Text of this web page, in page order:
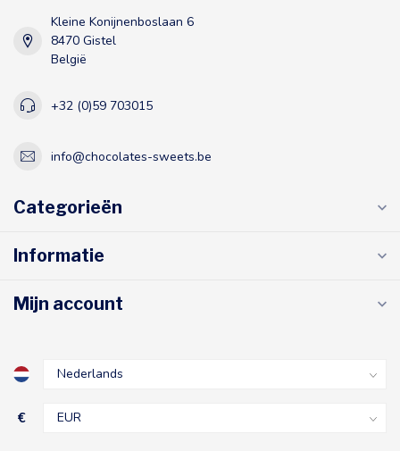
Kleine Konijnenboslaan 6
8470 Gistel
België
+32 (0)59 703015
info@chocolates-sweets.be
Categorieën
Informatie
Mijn account
€